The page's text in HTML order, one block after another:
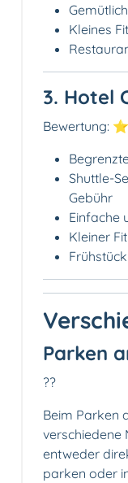
Kleines
3. Hotel
Bewertung:
Shuttle-
Gebühr
Einfache
Kleiner
Parken
?️?
Beim Parken
verschiedene
entweder
parken oder